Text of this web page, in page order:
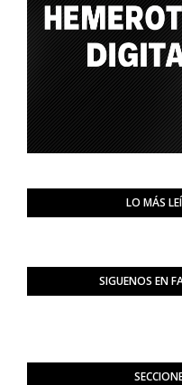
LO MÁS
SIGUENOS EN